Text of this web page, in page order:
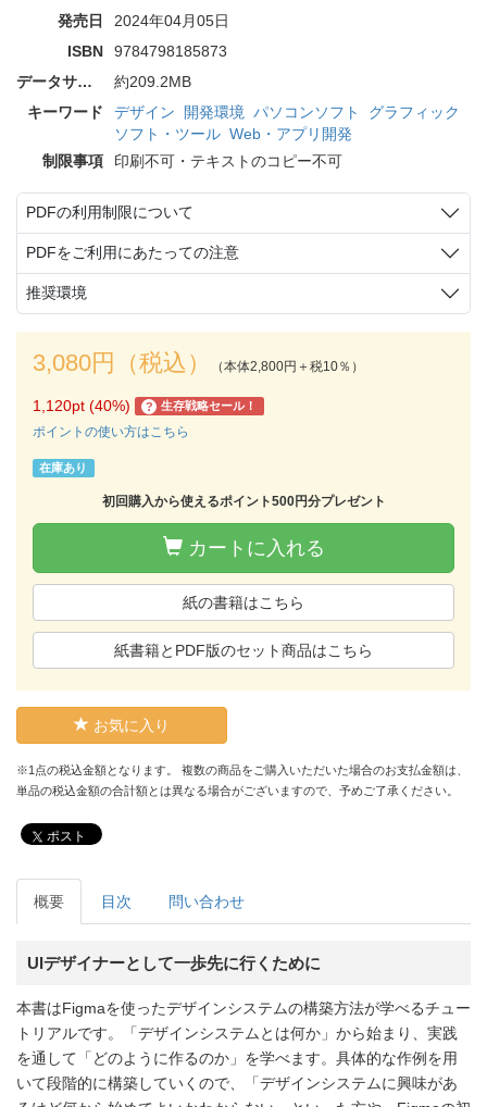
発売日
2024年04月05日
ISBN
9784798185873
データサイズ
約209.2MB
キーワード
デザイン 開発環境 パソコンソフト
グラフィック
ソフト・ツール Web・アプリ開発
制限事項
印刷不可・テキストのコピー不可
PDFの利用制限について
PDFをご利用にあたっての注意
推奨環境
3,080円（税込） （本体2,800円＋税10％）
1,120pt (40%) ? 生存戦略セール！
ポイントの使い方はこちら
在庫あり
初回購入から使えるポイント500円分プレゼント
カートに入れる
紙の書籍はこちら
紙書籍とPDF版のセット商品はこちら
お気に入り
※1点の税込金額となります。 複数の商品をご購入いただいた場合のお支払金額は、
単品の税込金額の合計額とは異なる場合がございますので、予めご了承ください。
ポスト
概要 目次 問い合わせ
UIデザイナーとして一歩先に行くために
本書はFigmaを使ったデザインシステムの構築方法が学べるチュー
トリアルです。「デザインシステムとは何か」から始まり、実践
を通して「どのように作るのか」を学べます。具体的な作例を用
いて段階的に構築していくので、「デザインシステムに興味があ